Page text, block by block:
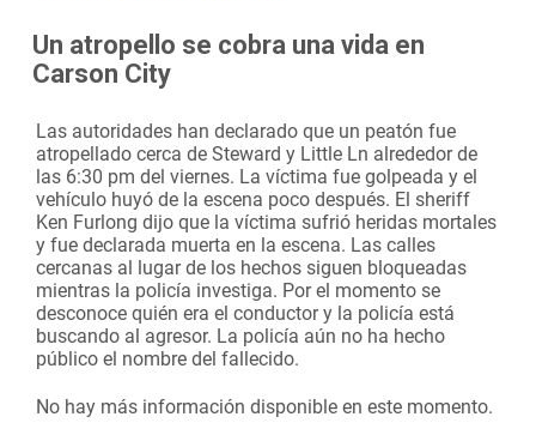
Un atropello se cobra una vida en
Carson City
Las autoridades han declarado que un peatón fue
atropellado cerca de Steward y Little Ln alrededor de
las 6:30 pm del viernes. La víctima fue golpeada y el
vehículo huyó de la escena poco después. El sheriff
Ken Furlong dijo que la víctima sufrió heridas mortales
y fue declarada muerta en la escena. Las calles
cercanas al lugar de los hechos siguen bloqueadas
mientras la policía investiga. Por el momento se
desconoce quién era el conductor y la policía está
buscando al agresor. La policía aún no ha hecho
público el nombre del fallecido.
No hay más información disponible en este momento.